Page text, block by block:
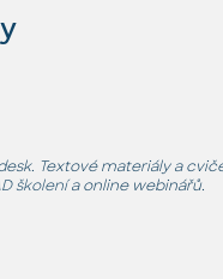
Textové materiály a
školenía online webinářů.